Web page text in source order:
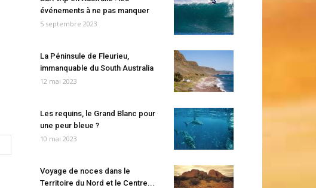
événements à ne pas manquer
5 septembre 2023
La Péninsule de Fleurieu,
immanquable du South Australia
12 mai 2023
Les requins, le Grand Blanc pour
une peur bleue ?
10 mai 2023
Voyage de noces dans le
Territoire du Nord et le Centre...